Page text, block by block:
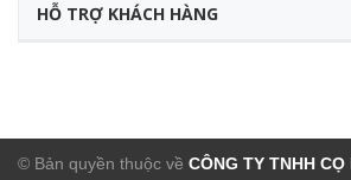
HỖ TRỢ KHÁCH HÀNG
© Bản quyền thuộc về CÔNG TY TNHH CỌ